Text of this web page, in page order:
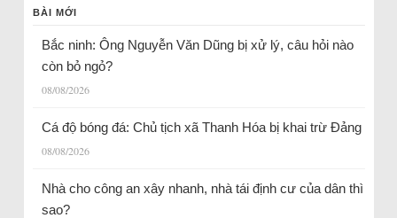
BÀI MỚI
Bắc ninh: Ông Nguyễn Văn Dũng bị xử lý, câu hỏi nào
còn bỏ ngỏ?
08/08/2026
Cá độ bóng đá: Chủ tịch xã Thanh Hóa bị khai trừ Đảng
08/08/2026
Nhà cho công an xây nhanh, nhà tái định cư của dân thì
sao?